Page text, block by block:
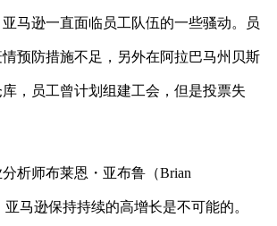
马逊一直面临员工队伍的一些骚动。员
预防措施不足，另外在阿拉巴马州贝斯
，员工曾计划组建工会，但是投票失
析师布莱恩・亚布鲁（Brian
亚马逊保持持续的高增长是不可能的。